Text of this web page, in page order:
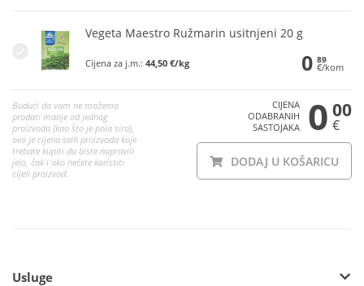
Vegeta Maestro Ružmarin usitnjeni 20 g
Cijena za j.m.: 44,50 €/kg 0 89
€/kom
Budući da vam ne možemo
prodati manje od jednog
proizvoda (kao što je pola sira),
ovo je cijena svih proizvoda koje
trebate kupiti da biste napravili
jelo, čak i ako nećete koristiti
cijeli proizvod.
CIJENA
ODABRANIH
SASTOJAKA
0 00
€
DODAJ U KOŠARICU
Usluge